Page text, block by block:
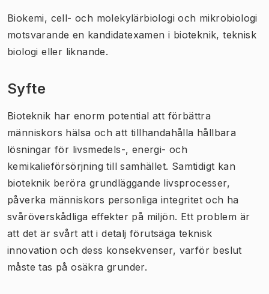
Biokemi, cell- och molekylärbiologi och mikrobiologi
motsvarande en kandidatexamen i bioteknik, teknisk
biologi eller liknande.
Syfte
Bioteknik har enorm potential att förbättra
människors hälsa och att tillhandahålla hållbara
lösningar för livsmedels-, energi- och
kemikalieförsörjning till samhället. Samtidigt kan
bioteknik beröra grundläggande livsprocesser,
påverka människors personliga integritet och ha
svåröverskådliga effekter på miljön. Ett problem är
att det är svårt att i detalj förutsäga teknisk
innovation och dess konsekvenser, varför beslut
måste tas på osäkra grunder.